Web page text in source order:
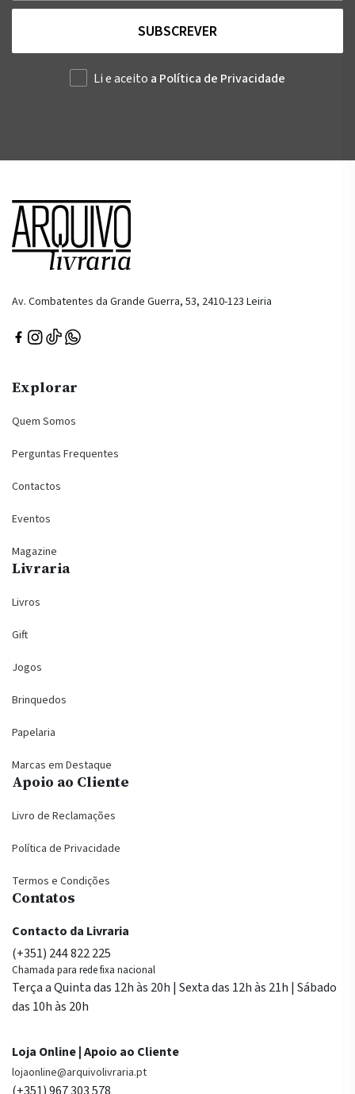
SUBSCREVER
Li e aceito a Política de Privacidade
Av. Combatentes da Grande Guerra, 53, 2410-123 Leiria
Explorar
Quem Somos
Perguntas Frequentes
Contactos
Eventos
Magazine
Livraria
Livros
Gift
Jogos
Brinquedos
Papelaria
Marcas em Destaque
Apoio ao Cliente
Livro de Reclamações
Política de Privacidade
Termos e Condições
Contatos
Contacto da Livraria
(+351) 244 822 225
Chamada para rede fixa nacional
Terça a Quinta das 12h às 20h | Sexta das 12h às 21h | Sábado
das 10h às 20h
Loja Online | Apoio ao Cliente
lojaonline@arquivolivraria.pt